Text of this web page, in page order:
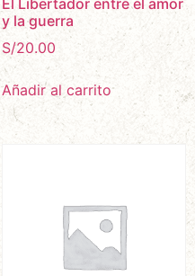
y la guerra
S/20.00
Añadir al carrito